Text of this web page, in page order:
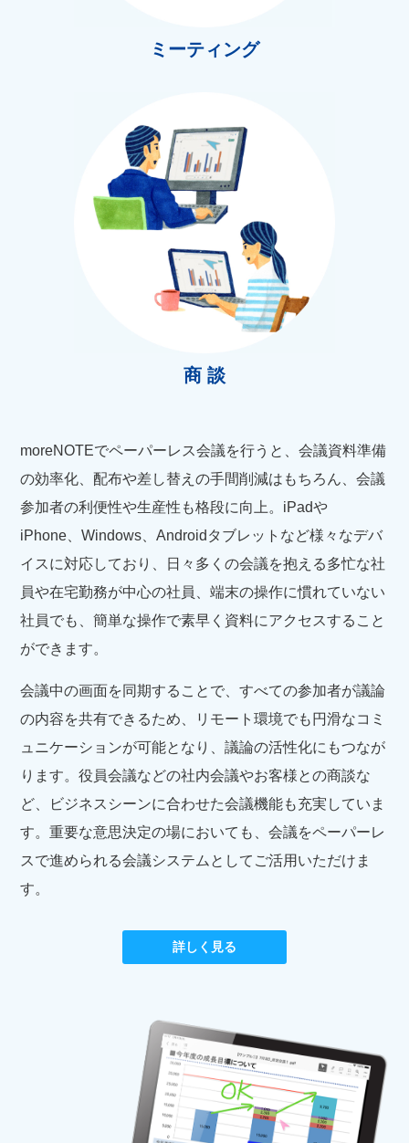
ミーティング
商 談
moreNOTEでペーパーレス会議を行うと、会議資料準備
の効率化、配布や差し替えの手間削減はもちろん、会議
参加者の利便性や生産性も格段に向上。iPadや
iPhone、Windows、Androidタブレットなど様々なデバ
イスに対応しており、日々多くの会議を抱える多忙な社
員や在宅勤務が中心の社員、端末の操作に慣れていない
社員でも、簡単な操作で素早く資料にアクセスすること
ができます。
会議中の画面を同期することで、すべての参加者が議論
の内容を共有できるため、リモート環境でも円滑なコミ
ュニケーションが可能となり、議論の活性化にもつなが
ります。役員会議などの社内会議やお客様との商談な
ど、ビジネスシーンに合わせた会議機能も充実していま
す。重要な意思決定の場においても、会議をペーパーレ
スで進められる会議システムとしてご活用いただけま
す。​
詳しく見る